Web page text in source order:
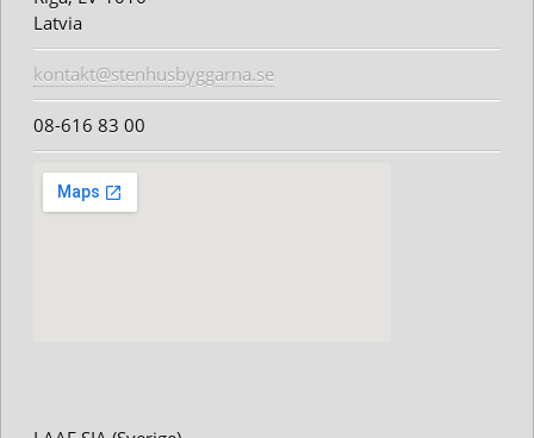
Latvia
kontakt@stenhusbyggarna.se
08-616 83 00